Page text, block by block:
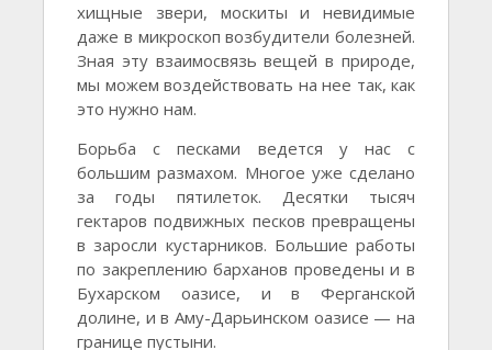
хищные звери, москиты и невидимые
даже в микроскоп возбудители болезней.
Зная эту взаимосвязь вещей в природе,
мы можем воздействовать на нее так, как
это нужно нам.
Борьба с песками ведется у нас с
большим размахом. Многое уже сделано
за годы пятилеток. Десятки тысяч
гектаров подвижных песков превращены
в заросли кустарников. Большие работы
по закреплению барханов проведены и в
Бухарском оазисе, и в Ферганской
долине, и в Аму-Дарьинском оазисе — на
границе пустыни.